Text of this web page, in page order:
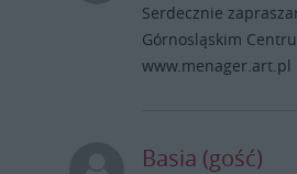
Serdecznie
Górnosląskim
www.menager.art.pl
Basia (gość)